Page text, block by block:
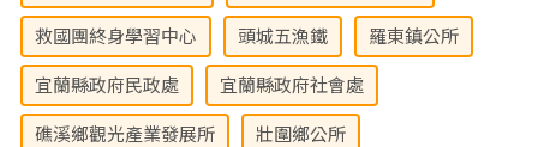
救國團終身學習中心 頭城五漁鐵 羅東鎮公所
宜蘭縣政府民政處 宜蘭縣政府社會處
礁溪鄉觀光產業發展所 壯圍鄉公所